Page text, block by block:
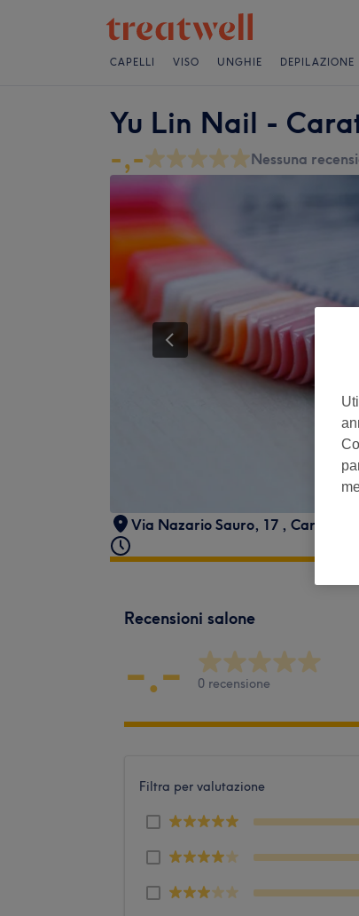
CAPELLI VISO UNGHIE DEPILAZIONE
Yu Lin Nail -
-,- Nessuna
Via Nazario Sauro, 17 , Carate
Recensioni salone
-.- 0 recensione
Filtra per valutazione